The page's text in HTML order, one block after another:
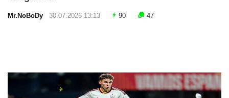
Mr.NoBoDy 30.07.2026 13:13 90 47